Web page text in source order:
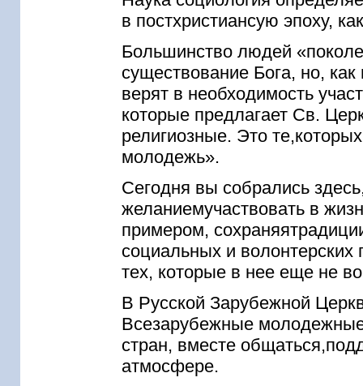
в постхристиансую эпоху,
Большинство людей
существование Бога, но,
верят в необходимость
которые предлагает Св.
религиозные. Это
молодежь».
Сегодня вы собрались
желаниемучаствовать в
примером,
социальных и волонтерских
тех, которые в нее еще не
В Русской Зарубежной
Всезарубежные
стран, вместе
атмосфере.